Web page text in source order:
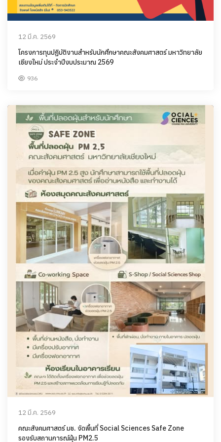
12 มี.ค. 2569
โครงการทุนปฏิบัติงานสำหรับนักศึกษาคณะสังคมศาสตร์ มหาวิทยาลัย
เชียงใหม่ ประจำปีงบประมาณ 2569
936
12 มี.ค. 2569
คณะสังคมศาสตร์ มช. จัดพื้นที่ Social Sciences Safe Zone
รองรับสถานการณ์ฝุ่น PM2.5